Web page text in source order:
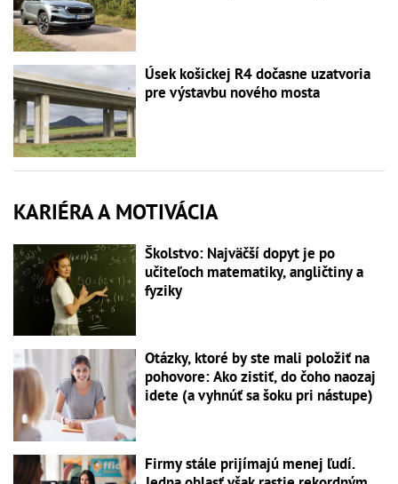
Úsek košickej R4 dočasne uzatvoria
pre výstavbu nového mosta
KARIÉRA A MOTIVÁCIA
Školstvo: Najväčší dopyt je po
učiteľoch matematiky, angličtiny a
fyziky
Otázky, ktoré by ste mali položiť na
pohovore: Ako zistiť, do čoho naozaj
idete (a vyhnúť sa šoku pri nástupe)
Firmy stále prijímajú menej ľudí.